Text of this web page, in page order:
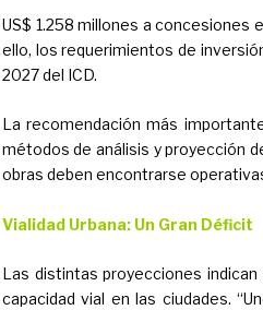
US$ 1.258 millones a concesiones
ello, los requerimientos de
2027 del ICD.
La recomendación más
métodos de análisis y proyección
obras deben encontrarse
Vialidad Urbana: Un Gran Déficit
Las distintas proyecciones
capacidad vial en las ciudades.